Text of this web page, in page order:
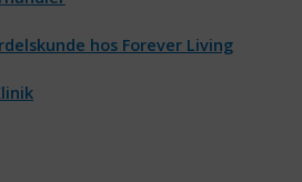
hos Forever Living